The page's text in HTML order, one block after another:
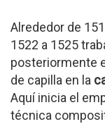
Alrededor de
1522 a 1525
posteriormente
de capilla en la
Aquí inicia el
técnica